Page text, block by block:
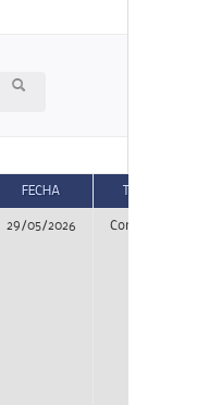
FECHA
29/05/2026 Concurso